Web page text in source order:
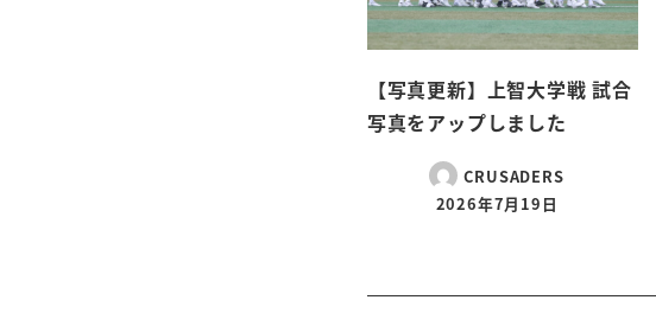
【写真更新】上智大学戦 試合
写真をアップしました
CRUSADERS
2026年7月19日